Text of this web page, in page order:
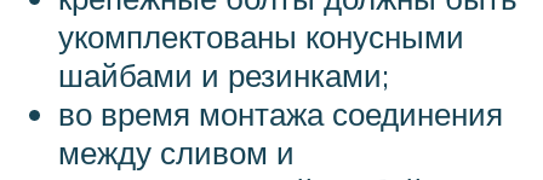
укомплектованы конусными
шайбами и резинками;
во время монтажа соединения
между сливом и